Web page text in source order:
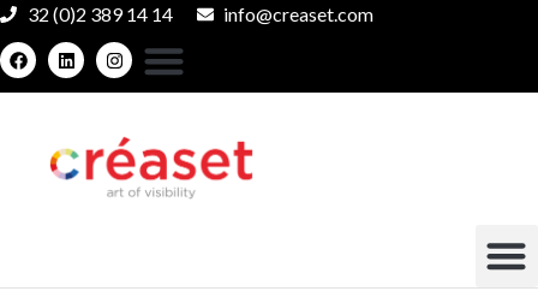
32 (0)2 389 14 14 info@creaset.com